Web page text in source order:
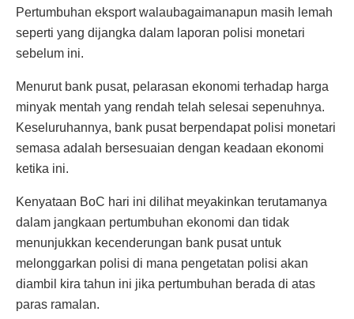
Pertumbuhan eksport walaubagaimanapun masih lemah
seperti yang dijangka dalam laporan polisi monetari
sebelum ini.
Menurut bank pusat, pelarasan ekonomi terhadap harga
minyak mentah yang rendah telah selesai sepenuhnya.
Keseluruhannya, bank pusat berpendapat polisi monetari
semasa adalah bersesuaian dengan keadaan ekonomi
ketika ini.
Kenyataan BoC hari ini dilihat meyakinkan terutamanya
dalam jangkaan pertumbuhan ekonomi dan tidak
menunjukkan kecenderungan bank pusat untuk
melonggarkan polisi di mana pengetatan polisi akan
diambil kira tahun ini jika pertumbuhan berada di atas
paras ramalan.